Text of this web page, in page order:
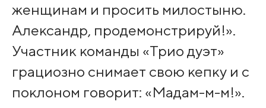
женщинам и просить милостыню.
Александр, продемонстрируй!».
Участник команды «Трио дуэт»
грациозно снимает свою кепку и с
поклоном говорит: «Мадам-м-м!».